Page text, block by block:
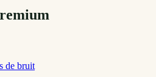
de bruit